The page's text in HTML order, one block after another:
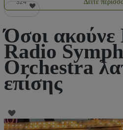
324 Δείτε
Όσοι
Radio
Orchestra
επίσης